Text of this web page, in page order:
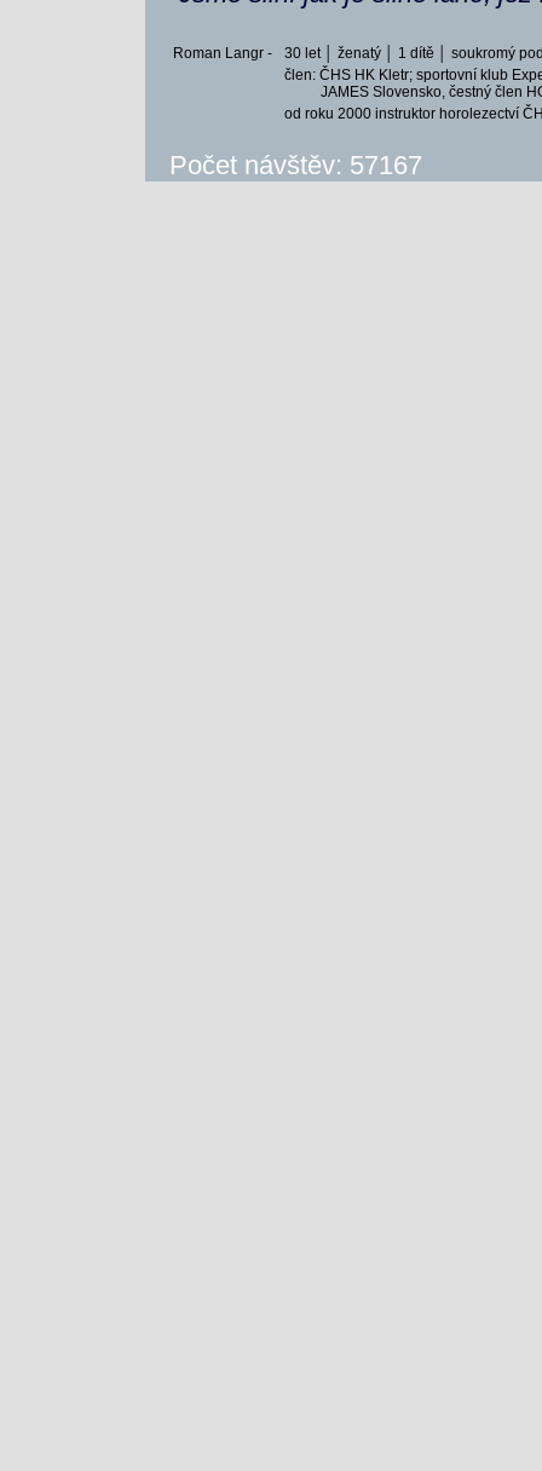
Roman Langr -
30 let │ ženatý │ 1 dítě │ soukromý
člen: ČHS HK Kletr; sportovní klub
JAMES Slovensko, čestný člen
od roku 2000 instruktor horolezectví
Počet návštěv: 57167